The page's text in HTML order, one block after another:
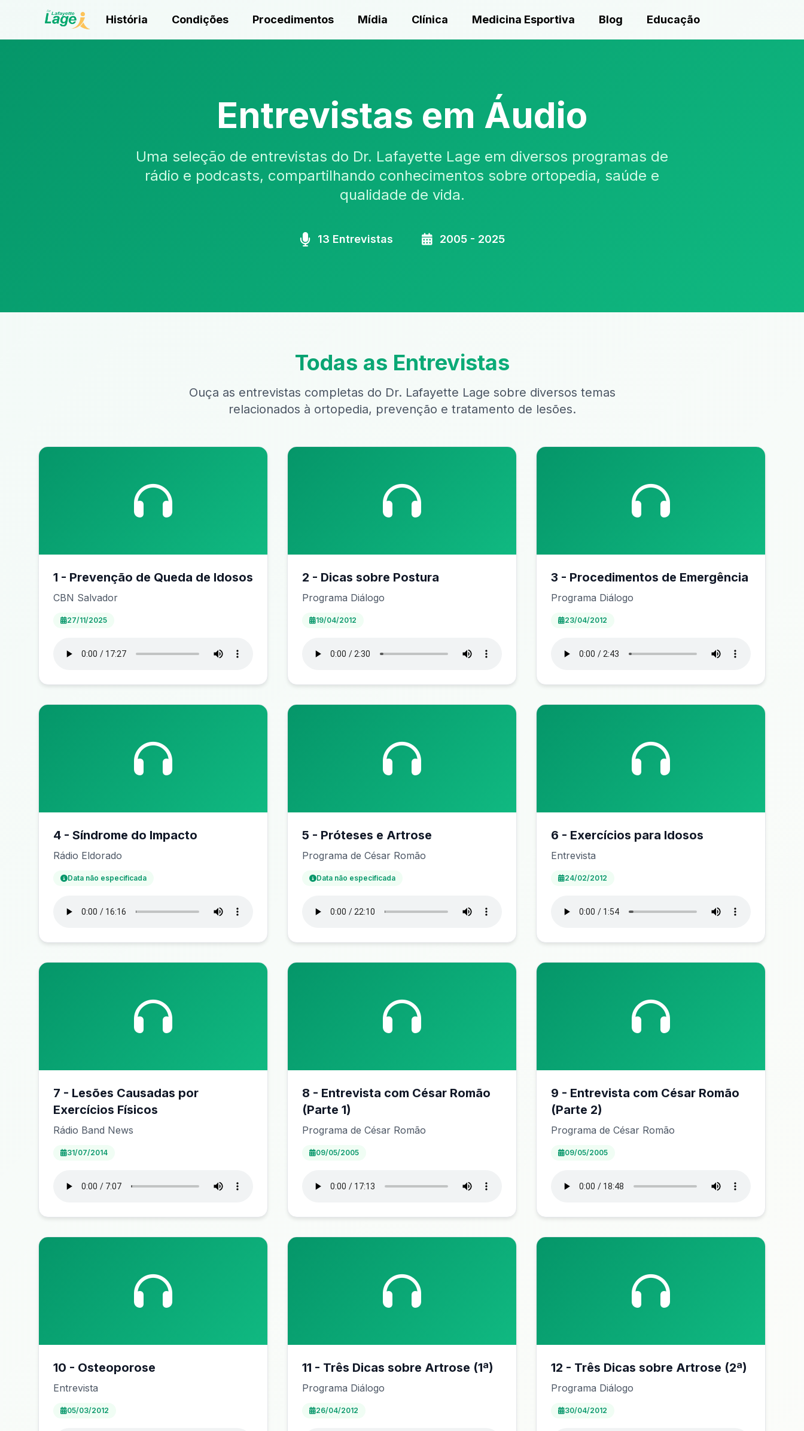
História Condições Procedimentos Mídia Clínica Medicina Esportiva Blog Educação
Entrevistas em Áudio
Uma seleção de entrevistas do Dr. Lafayette Lage em diversos programas de
rádio e podcasts, compartilhando conhecimentos sobre ortopedia, saúde e
qualidade de vida.
13 Entrevistas 2005 - 2025
Todas as Entrevistas
Ouça as entrevistas completas do Dr. Lafayette Lage sobre diversos temas
relacionados à ortopedia, prevenção e tratamento de lesões.
1 - Prevenção de Queda de Idosos
CBN Salvador
27/11/2025
2 - Dicas sobre Postura
Programa Diálogo
19/04/2012
3 - Procedimentos de Emergência
Programa Diálogo
23/04/2012
4 - Síndrome do Impacto
Rádio Eldorado
Data não especificada
5 - Próteses e Artrose
Programa de César Romão
Data não especificada
6 - Exercícios para Idosos
Entrevista
24/02/2012
7 - Lesões Causadas por
Exercícios Físicos
Rádio Band News
31/07/2014
8 - Entrevista com César Romão
(Parte 1)
Programa de César Romão
09/05/2005
9 - Entrevista com César Romão
(Parte 2)
Programa de César Romão
09/05/2005
10 - Osteoporose
Entrevista
05/03/2012
11 - Três Dicas sobre Artrose (1ª)
Programa Diálogo
26/04/2012
12 - Três Dicas sobre Artrose (2ª)
Programa Diálogo
30/04/2012